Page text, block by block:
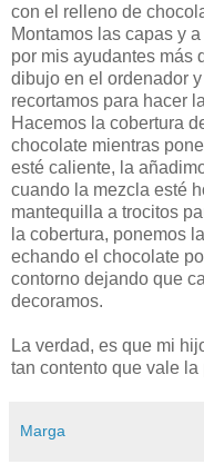
con el relleno de
Montamos las capas y
por mis ayudantes más
dibujo en el ordenador
recortamos para hacer
Hacemos la cobertura
chocolate mientras
esté caliente, la
cuando la mezcla esté
mantequilla a trocitos
la cobertura, ponemos
echando el chocolate
contorno dejando que
decoramos.
La verdad, es que mi
tan contento que vale la
Marga